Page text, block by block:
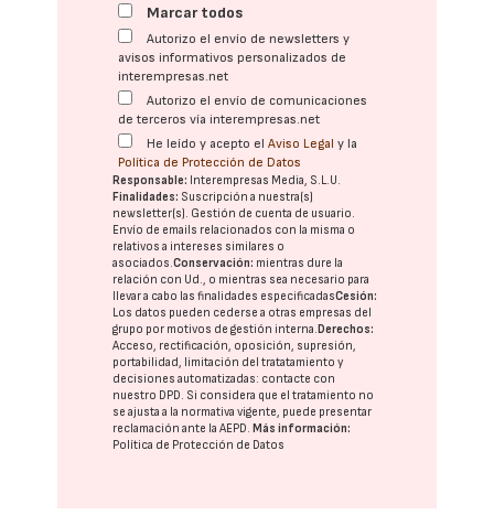
Marcar todos
Autorizo el envío de newsletters y
avisos informativos personalizados de
interempresas.net
Autorizo el envío de comunicaciones
de terceros vía interempresas.net
He leído y acepto elAviso Legal y la
Política de Protección de Datos
Responsable: Interempresas Media, S.L.U.
Finalidades: Suscripción a nuestra(s)
newsletter(s). Gestión de cuenta de usuario.
Envío de emails relacionados con la misma o
relativos a intereses similares o
asociados.Conservación: mientras dure la
relación con Ud., o mientras sea necesario para
llevar a cabo las finalidades especificadasCesión:
Los datos pueden cederse a otras empresas del
grupo por motivos de gestión interna. Derechos:
Acceso, rectificación, oposición, supresión,
portabilidad, limitación del tratatamiento y
decisiones automatizadas: contacte con
nuestro DPD. Si considera que el tratamiento no
se ajusta a la normativa vigente, puede presentar
reclamación ante laAEPD. Más información:
Política de Protección de Datos